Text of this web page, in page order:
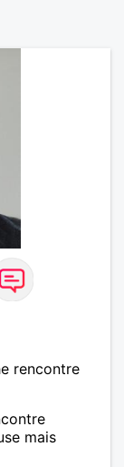
rencontre
mais